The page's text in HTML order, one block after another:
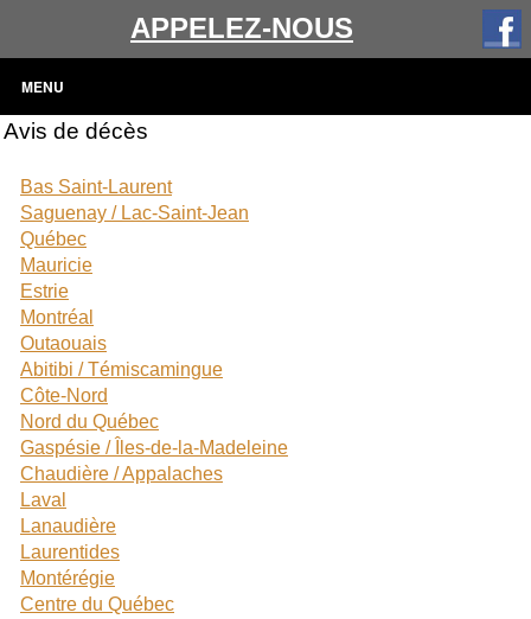
APPELEZ-NOUS
MENU
Avis de décès
Bas Saint-Laurent
Saguenay / Lac-Saint-Jean
Québec
Mauricie
Estrie
Montréal
Outaouais
Abitibi / Témiscamingue
Côte-Nord
Nord du Québec
Gaspésie / Îles-de-la-Madeleine
Chaudière / Appalaches
Laval
Lanaudière
Laurentides
Montérégie
Centre du Québec